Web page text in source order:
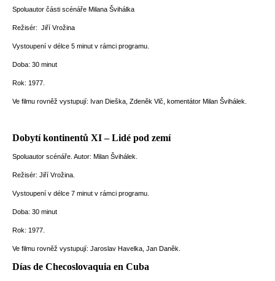
Spoluautor části scénáře Milana Švihálka
Režisér: Jiří Vrožina
Vystoupení v délce 5 minut v rámci programu.
Doba: 30 minut
Rok: 1977.
Ve filmu rovněž vystupují: Ivan Dieška, Zdeněk Vlč, komentátor Milan Švihálek.
Dobytí kontinentů XI – Lidé pod zemí
Spoluautor scénáře. Autor: Milan Švihálek.
Režisér: Jiří Vrožina.
Vystoupení v délce 7 minut v rámci programu.
Doba: 30 minut
Rok: 1977.
Ve filmu rovněž vystupují: Jaroslav Havelka, Jan Daněk.
Días de Checoslovaquia en Cuba